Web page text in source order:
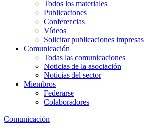
Todos los materiales
Publicaciones
Conferencias
Vídeos
Solicitar publicaciones impresas
Comunicación
Todas las comunicaciones
Noticias de la asociación
Noticias del sector
Miembros
Federarse
Colaboradores
Comunicación